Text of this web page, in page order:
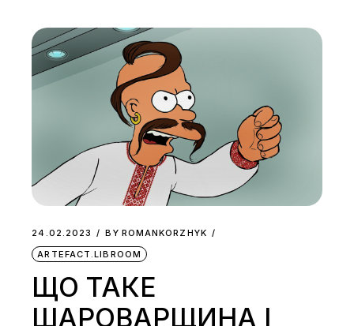
24.02.2023 BY ROMANKORZHYK
ARTEFACT.LIBROOM
ЩО ТАКЕ
ШАРОВАРЩИНА І